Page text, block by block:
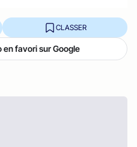
CLASSER
favori sur Google